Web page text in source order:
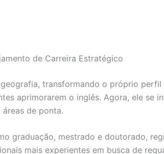
de Carreira Estratégico
transformando o próprio
aprimorarem o inglês. Agora, ele se
de ponta.
graduação, mestrado e doutorado,
mais experientes em busca de